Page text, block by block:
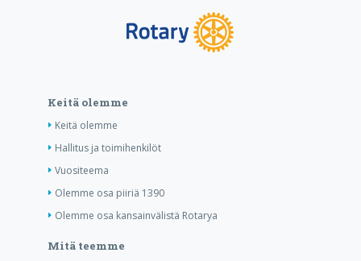
Keitä olemme
Keitä olemme
Hallitus ja toimihenkilöt
Vuositeema
Olemme osa piiriä 1390
Olemme osa kansainvälistä Rotarya
Mitä teemme